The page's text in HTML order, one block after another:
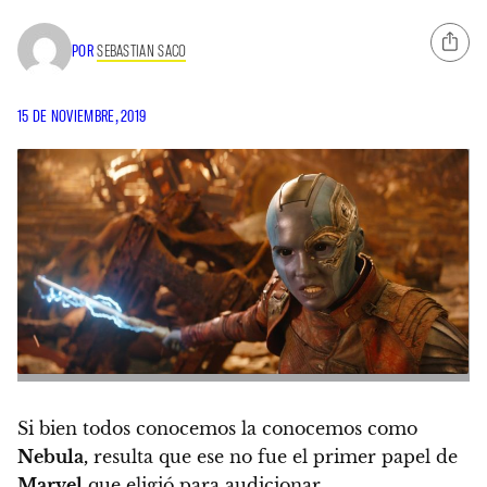
PORSEBASTIAN SACO
15 DE NOVIEMBRE, 2019
Si bien todos conocemos la conocemos como
Nebula, resulta que ese no fue el primer papel de